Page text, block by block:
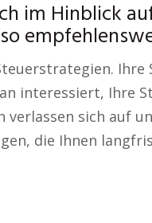
im Hinblick
interessiert, Ihre
sich auf
die Ihnen